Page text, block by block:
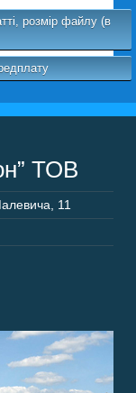
розмір файлу (в
ТОВ
11